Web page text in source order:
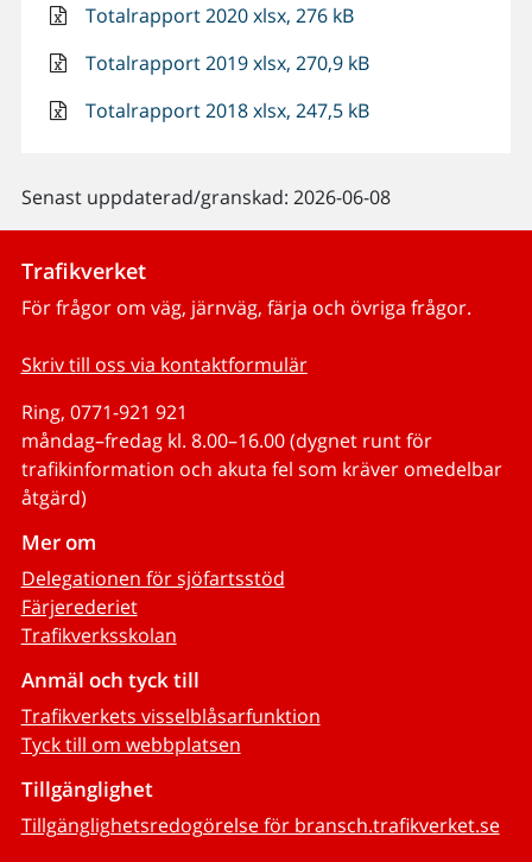
Totalrapport 2020 xlsx, 276 kB
Totalrapport 2019 xlsx, 270,9 kB
Totalrapport 2018 xlsx, 247,5 kB
Senast uppdaterad/granskad: 2026-06-08
Trafikverket
För frågor om väg, järnväg, färja och övriga frågor.
Skriv till oss via kontaktformulär
Ring, 0771-921 921
måndag–fredag kl. 8.00–16.00 (dygnet runt för
trafikinformation och akuta fel som kräver omedelbar
åtgärd)
Mer om
Delegationen för sjöfartsstöd
Färjerederiet
Trafikverksskolan
Anmäl och tyck till
Trafikverkets visselblåsarfunktion
Tyck till om webbplatsen
Tillgänglighet
Tillgänglighetsredogörelse för bransch.trafikverket.se